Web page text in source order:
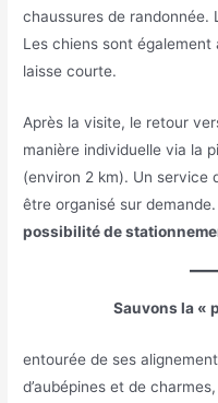
chaussures de randonnée.
Les chiens sont également
laisse courte.
Après la visite, le retour
manière individuelle via la
(environ 2 km). Un service
être organisé sur
possibilité de
Sauvons la «
entourée de ses
d’aubépines et de